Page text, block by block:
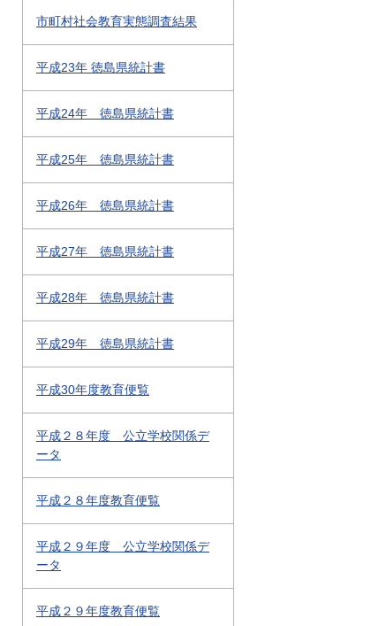
市町村社会教育実態調査結果
平成23年 徳島県統計書
平成24年 徳島県統計書
平成25年 徳島県統計書
平成26年 徳島県統計書
平成27年 徳島県統計書
平成28年 徳島県統計書
平成29年 徳島県統計書
平成30年度教育便覧
平成２８年度 公立学校関係デ
ータ
平成２８年度教育便覧
平成２９年度 公立学校関係デ
ータ
平成２９年度教育便覧